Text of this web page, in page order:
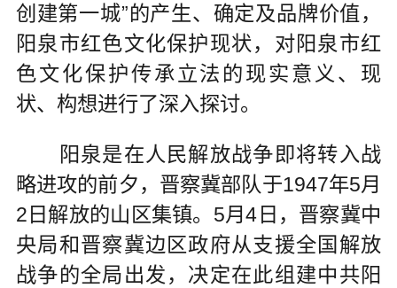
创建第一城”的产生、确定及品牌价值，
阳泉市红色文化保护现状，对阳泉市红
色文化保护传承立法的现实意义、现
状、构想进行了深入探讨。
阳泉是在人民解放战争即将转入战
略进攻的前夕，晋察冀部队于1947年5月
2日解放的山区集镇。5月4日，晋察冀中
央局和晋察冀边区政府从支援全国解放
战争的全局出发，决定在此组建中共阳